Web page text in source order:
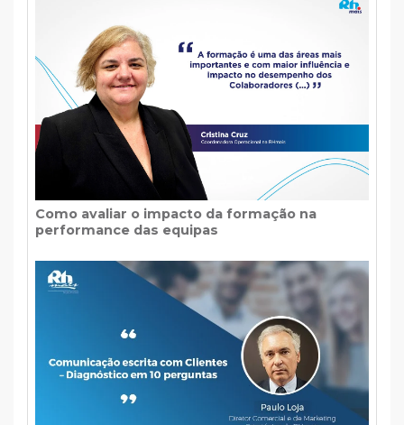
Como avaliar o impacto da formação na
performance das equipas